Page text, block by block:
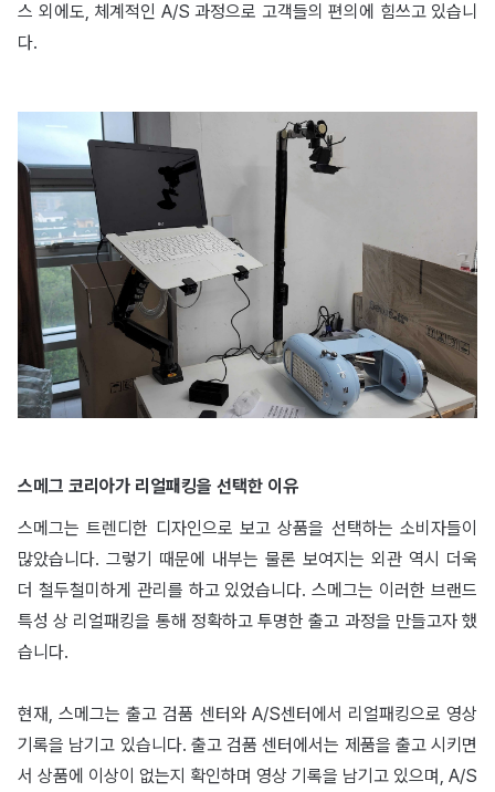
스 외에도, 체계적인 A/S 과정으로 고객들의 편의에 힘쓰고 있습니
다.
스메그 코리아가 리얼패킹을 선택한 이유
스메그는 트렌디한 디자인으로 보고 상품을 선택하는 소비자들이
많았습니다. 그렇기 때문에 내부는 물론 보여지는 외관 역시 더욱
더 철두철미하게 관리를 하고 있었습니다. 스메그는 이러한 브랜드
특성 상 리얼패킹을 통해 정확하고 투명한 출고 과정을 만들고자 했
습니다.
현재, 스메그는 출고 검품 센터와 A/S센터에서 리얼패킹으로 영상
기록을 남기고 있습니다. 출고 검품 센터에서는 제품을 출고 시키면
서 상품에 이상이 없는지 확인하며 영상 기록을 남기고 있으며, A/S